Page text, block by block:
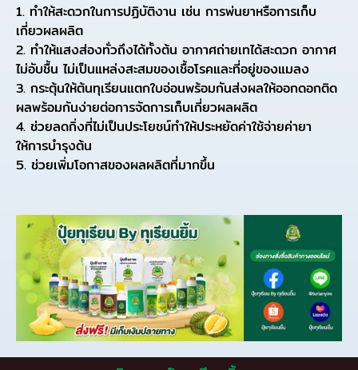
1. ทำให้สะดวกในการปฏิบัติงาน เช่น การพ่นยาหรือการเก็บ
เกี่ยวผลผลิต
2. ทำให้แสงส่องทั่วถึงได้ทั้งต้น อากาศถ่ายเทได้สะดวก อากาศ
ไม่อับชื้น ไม่เป็นแหล่งสะสมของเชื้อโรคและที่อยู่ของแมลง
3. กระตุ้นให้ต้นทุเรียนแตกใบอ่อนพร้อมกันส่งผลให้ออกดอกติด
ผลพร้อมกันง่ายต่อการจัดการเก็บเกี่ยวผลผลิต
4. ช่วยลดกิ่งที่ไม่เป็นประโยชน์ทำให้ประหยัดค่าใช้จ่ายค่ายา
ให้การบำรุงต้น
5. ช่วยเพิ่มโอกาสของผลผลิตที่มากขึ้น